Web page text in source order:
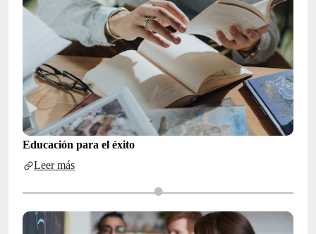
Educación para el éxito
Leer más